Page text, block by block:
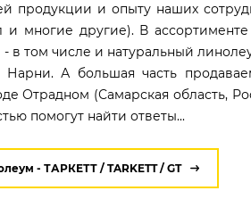
продукции и опыту наших
многие другие). В
в том числе и натуральный
Нарни. А большая часть
Отрадном (Самарская область,
помогут найти ответы...
- ТАРКЕТТ / TARKETT / GT